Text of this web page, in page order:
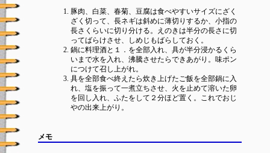
豚肉、白菜、春菊、豆腐は食べやすいサイズにざく
ざく切って、長ネギは斜めに薄切りするか、小指の
長さくらいに切り分ける。えのきは半分の長さに切
ってばらけさせ、しめじもばらしておく。
鍋に料理酒と１．を全部入れ、具が半分浸かるくら
いまで水を入れ、沸騰させたらできあがり。味ポン
につけて召し上がれ。
具を全部食べ終えたら炊き上げたご飯を全部鍋に入
れ、塩を振って一煮立ちさせ、火を止めて溶いた卵
を回し入れ、ふたをして２分ほど置く。これでおじ
やの出来上がり。
メモ